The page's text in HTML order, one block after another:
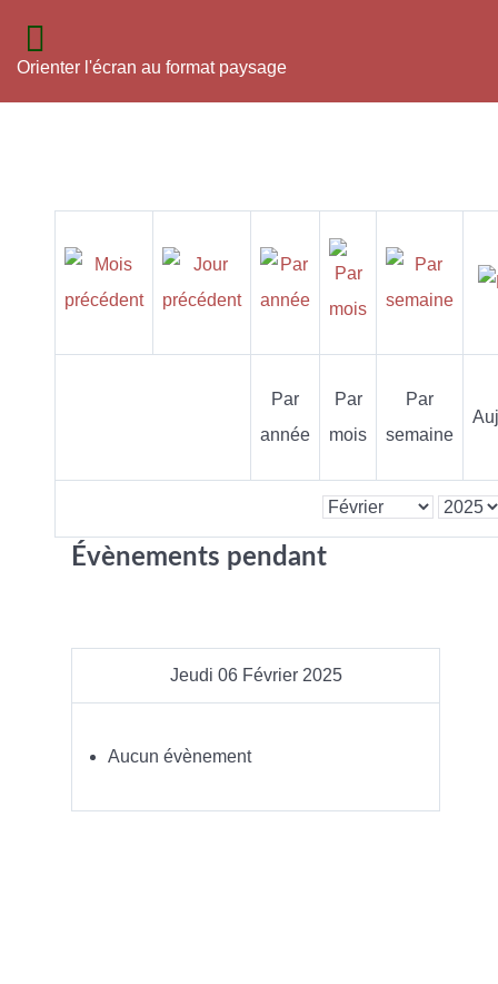
Orienter l'écran au format paysage
Par
année
Par
mois
Par
semaine
Évènements pendant
Jeudi 06 Février 2025
Aucun évènement